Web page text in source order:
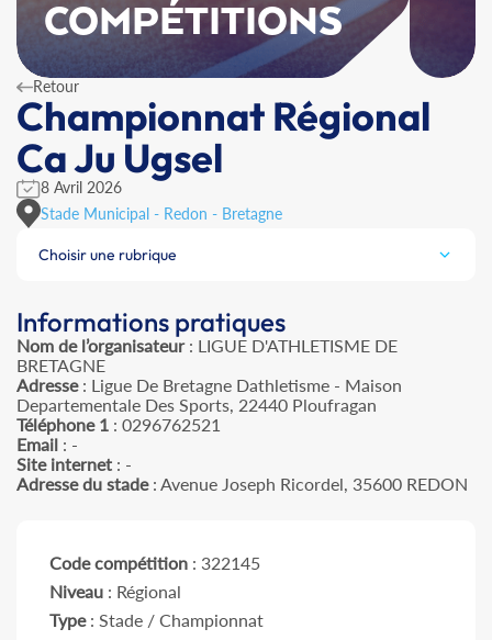
COMPÉTITIONS
Retour
Championnat Régional
Ca Ju Ugsel
8 Avril 2026
Stade Municipal - Redon - Bretagne
Choisir une rubrique
Informations pratiques
Nom de l’organisateur: LIGUE D'ATHLETISME DE
BRETAGNE
Adresse: Ligue De Bretagne Dathletisme - Maison
Departementale Des Sports, 22440 Ploufragan
Téléphone 1 : 0296762521
Email : -
Site internet : -
Adresse du stade: Avenue Joseph Ricordel, 35600 REDON
Code compétition : 322145
Niveau : Régional
Type: Stade / Championnat